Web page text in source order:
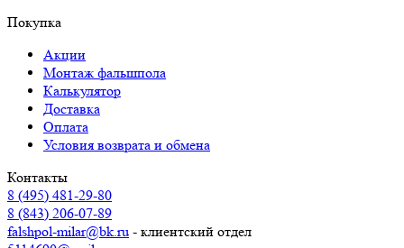
Покупка
Акции
Монтаж фальшпола
Калькулятор
Доставка
Оплата
Условия возврата и обмена
Контакты
8 (495) 481-29-80
8 (843) 206-07-89
falshpol-milar@bk.ru - клиентский отдел